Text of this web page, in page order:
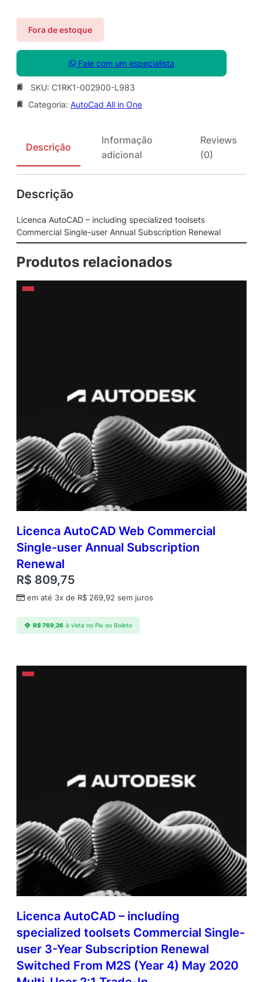
Fora de estoque
Fale com um especialista
SKU: C1RK1-002900-L983
Categoria: AutoCad All in One
Descrição
Informação
adicional
Reviews
(0)
Descrição
Licenca AutoCAD – including specialized toolsets
Commercial Single-user Annual Subscription Renewal
Produtos relacionados
Licenca AutoCAD Web Commercial
Single-user Annual Subscription
Renewal
R$ 809,75
em até 3x de R$ 269,92 sem juros
R$769,26 à vista no Pix ou Boleto
Licenca AutoCAD – including
specialized toolsets Commercial Single-
user 3-Year Subscription Renewal
Switched From M2S (Year 4) May 2020